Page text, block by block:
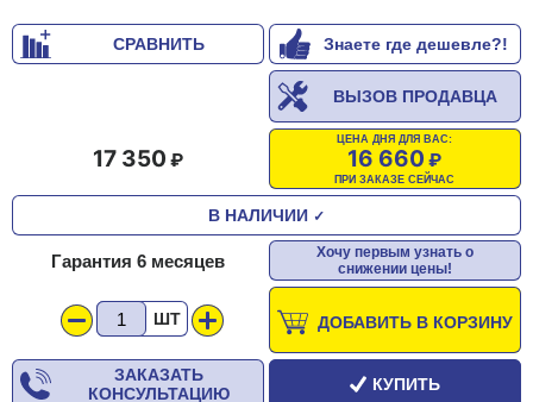
СРАВНИТЬ Знаете где дешевле?!
ВЫЗОВ ПРОДАВЦА
ЦЕНА ДНЯ ДЛЯ ВАС:
16 660
ПРИ ЗАКАЗЕ СЕЙЧАС
17 350
В НАЛИЧИИ ✓
Гарантия 6 месяцев
Хочу первым узнать о
снижении цены!
ШТ ДОБАВИТЬ В КОРЗИНУ
ЗАКАЗАТЬ
КОНСУЛЬТАЦИЮ
КУПИТЬ